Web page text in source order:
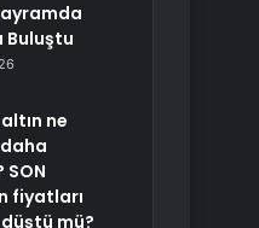
Buluştu
ne
SON
fiyatları
mü?